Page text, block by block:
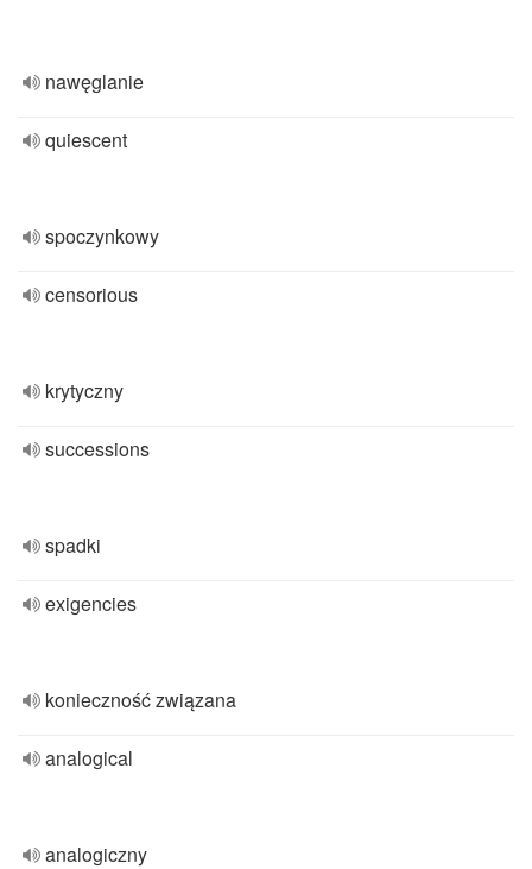
nawęglanie
quiescent
spoczynkowy
censorious
krytyczny
successions
spadki
exigencies
konieczność związana
analogical
analogiczny